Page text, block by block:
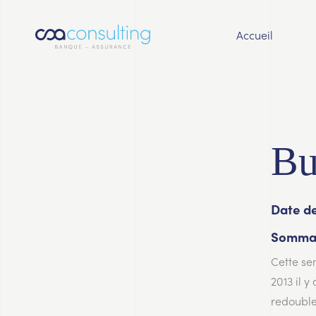
Accueil
Date
Cette
2013 il